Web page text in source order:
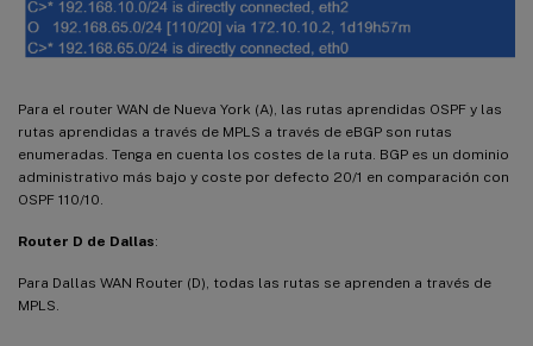
Para el router WAN de Nueva York (A), las rutas aprendidas OSPF y las
rutas aprendidas a través de MPLS a través de eBGP son rutas
enumeradas. Tenga en cuenta los costes de la ruta. BGP es un dominio
administrativo más bajo y coste por defecto 20/1 en comparación con
OSPF 110/10.
Router D de Dallas:
Para Dallas WAN Router (D), todas las rutas se aprenden a través de
MPLS.